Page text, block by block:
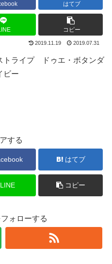
はてブ
コピー
2019.11.19 2019.07.31
トライプ ドゥエ・ボタンダ
ビー
する
はてブ
LINE コピー
ォローする